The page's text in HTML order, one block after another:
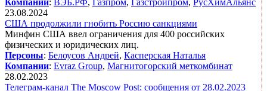
Компании: ВЭБ.РФ, Газпром, Газстройпром, РусХимАльянс
23.08.2024
США продолжили гнобить Россию санкциями
Минфин США ввел ограничения для 400 российских
физических и юридических лиц.
Персоны: Белоусов Андрей, Касперская Наталья
Компании: Evraz Group, Магнитогорский меткомбинат
28.02.2023
Телеграм-канал The Moscow Post: сообщения от 28.02.2023